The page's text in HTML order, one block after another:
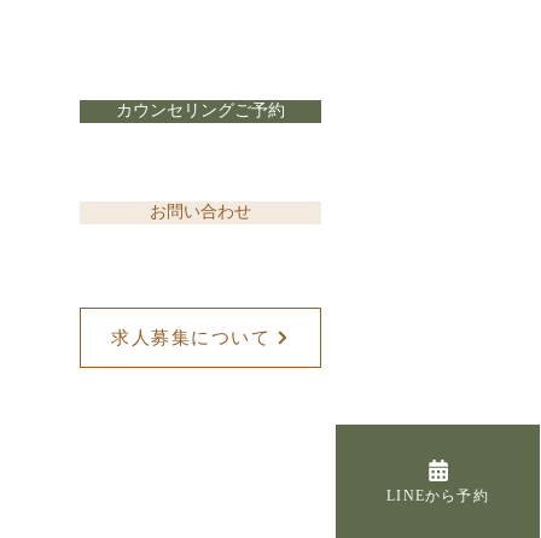
LINEから予約
カウンセリングご予約
お問い合わせ
求人募集について